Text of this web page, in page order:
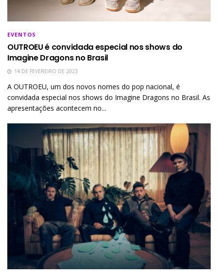
EVENTOS
OUTROEU é convidada especial nos shows do
Imagine Dragons no Brasil
14 DE FEVEREIRO DE 2023
A OUTROEU, um dos novos nomes do pop nacional, é
convidada especial nos shows do Imagine Dragons no Brasil. As
apresentações acontecem no...